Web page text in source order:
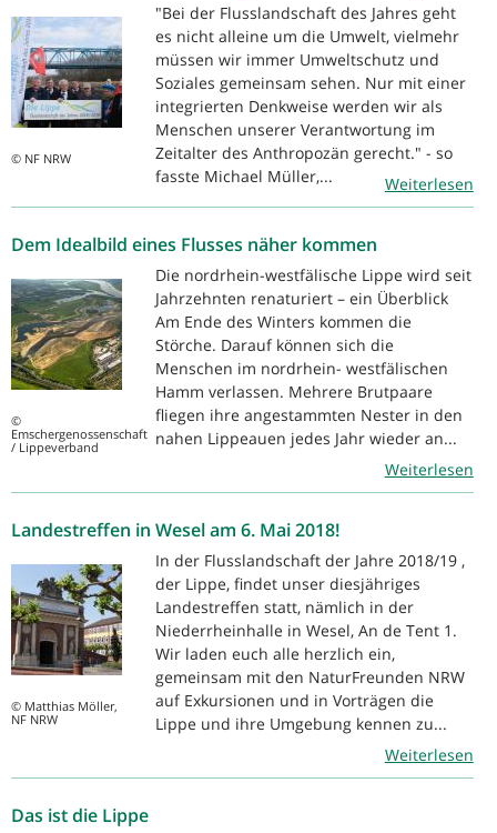
© NF NRW
"Bei der Flusslandschaft des Jahres geht
es nicht alleine um die Umwelt, vielmehr
müssen wir immer Umweltschutz und
Soziales gemeinsam sehen. Nur mit einer
integrierten Denkweise werden wir als
Menschen unserer Verantwortung im
Zeitalter des Anthropozän gerecht." - so
fasste Michael Müller,...
Weiterlesen
Dem Idealbild eines Flusses näher kommen
©
Emschergenossenschaft
/ Lippeverband
Die nordrhein-westfälische Lippe wird seit
Jahrzehnten renaturiert – ein Überblick
Am Ende des Winters kommen die
Störche. Darauf können sich die
Menschen im nordrhein- westfälischen
Hamm verlassen. Mehrere Brutpaare
fliegen ihre angestammten Nester in den
nahen Lippeauen jedes Jahr wieder an...
Weiterlesen
Landestreffen in Wesel am 6. Mai 2018!
© Matthias Möller,
NF NRW
In der Flusslandschaft der Jahre 2018/19 ,
der Lippe, findet unser diesjähriges
Landestreffen statt, nämlich in der
Niederrheinhalle in Wesel, An de Tent 1.
Wir laden euch alle herzlich ein,
gemeinsam mit den NaturFreunden NRW
auf Exkursionen und in Vorträgen die
Lippe und ihre Umgebung kennen zu...
Weiterlesen
Das ist die Lippe